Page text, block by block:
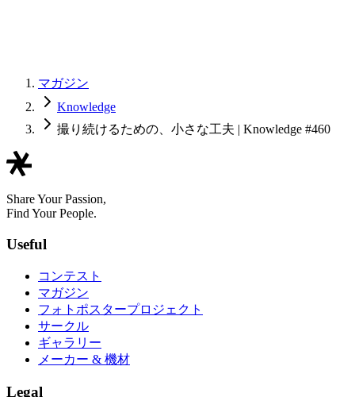
マガジン
Knowledge
撮り続けるための、小さな工夫 | Knowledge #460
Share Your Passion,
Find Your People.
Useful
コンテスト
マガジン
フォトポスタープロジェクト
サークル
ギャラリー
メーカー & 機材
Legal